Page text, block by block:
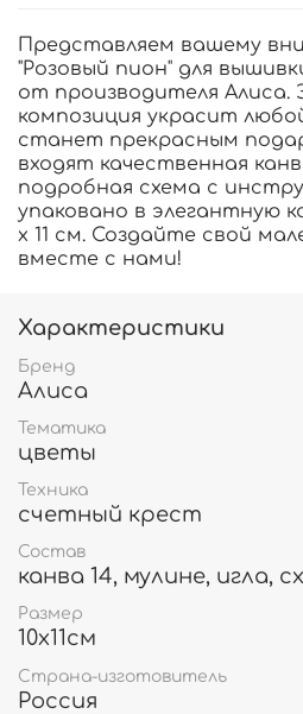
Представляем вашему
"Розовый пион" для
от производителя Алиса.
композиция украсит
станет прекрасным
входят качественная
подробная схема с
упаковано в элегантную
х 11 см. Создайте свой
вместе с нами!
Характеристики
Бренд
Алиса
Тематика
цветы
Техника
счетный крест
Состав
канва 14, мулине, игла,
Размер
10х11см
Страна-изготовитель
Россия